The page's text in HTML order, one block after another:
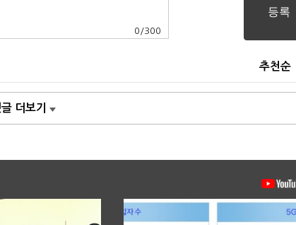
0 /300
추천순
더보기